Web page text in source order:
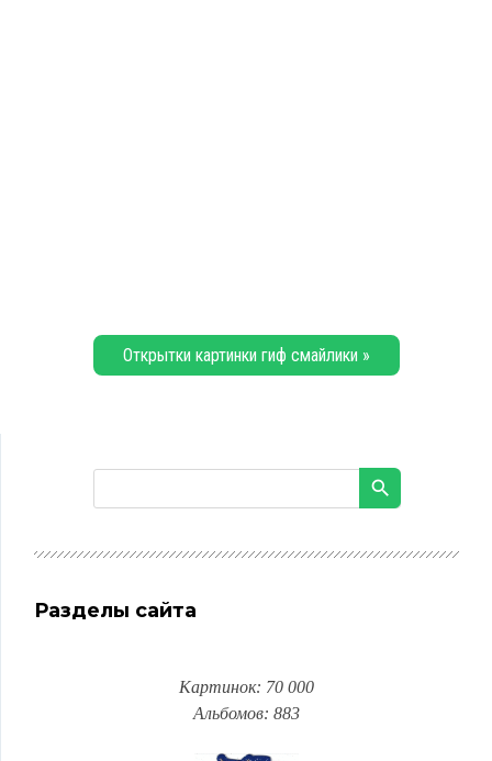
Открытки картинки гиф смайлики »
Разделы сайта
Картинок: 70 000
Альбомов: 883